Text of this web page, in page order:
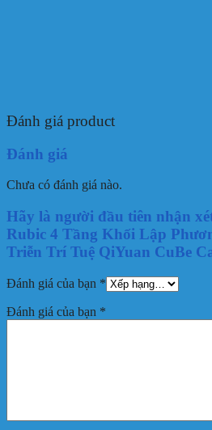
Đánh giá product
Đánh giá
Chưa có đánh giá nào.
Hãy là người đầu tiên nhận
Rubic 4 Tầng Khối Lập
Triễn Trí Tuệ QiYuan CuBe
Đánh giá của bạn *
Đánh giá của bạn *